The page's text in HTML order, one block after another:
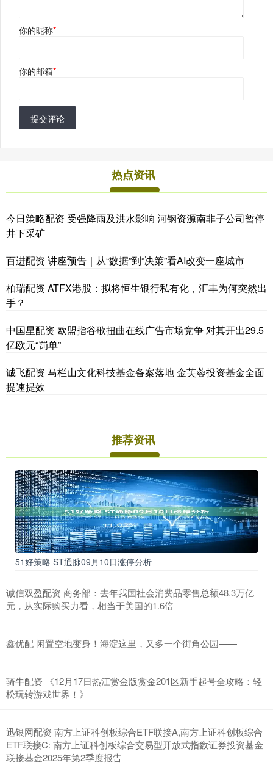
你的昵称*
你的邮箱*
提交评论
热点资讯
今日策略配资 受强降雨及洪水影响 河钢资源南非子公司暂停
井下采矿
百进配资 讲座预告｜从“数据”到“决策”看AI改变一座城市
柏瑞配资 ATFX港股：拟将恒生银行私有化，汇丰为何突然出
手？
中国星配资 欧盟指谷歌扭曲在线广告市场竞争 对其开出29.5
亿欧元“罚单”
诚飞配资 马栏山文化科技基金备案落地 金芙蓉投资基金全面
提速提效
推荐资讯
51好策略 ST通脉09月10日涨停分析
诚信双盈配资 商务部：去年我国社会消费品零售总额48.3万亿
元，从实际购买力看，相当于美国的1.6倍
鑫优配 闲置空地变身！海淀这里，又多一个街角公园——
骑牛配资 《12月17日热江赏金版赏金201区新手起号全攻略：轻
松玩转游戏世界！》
迅银网配资 南方上证科创板综合ETF联接A,南方上证科创板综合
ETF联接C: 南方上证科创板综合交易型开放式指数证券投资基金
联接基金2025年第2季度报告